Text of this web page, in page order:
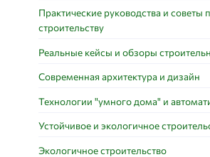
Практические руководства и советы
строительству
Реальные кейсы и обзоры
Современная архитектура и дизайн
Технологии "умного дома" и
Устойчивое и экологичное
Экологичное строительство